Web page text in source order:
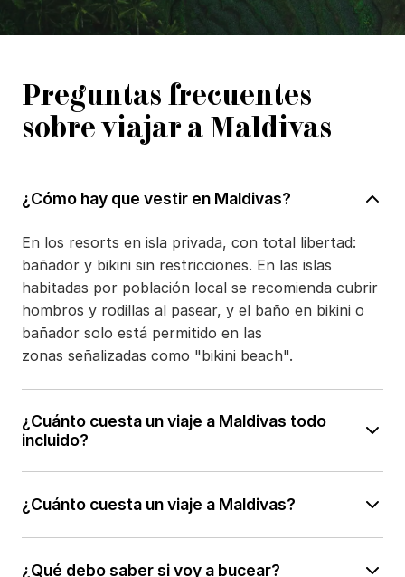
Preguntas frecuentes
sobre viajar a Maldivas
¿Cómo hay que vestir en Maldivas?
En los resorts en isla privada, con total libertad:
bañador y bikini sin restricciones. En las islas
habitadas por población local se recomienda cubrir
hombros y rodillas al pasear, y el baño en bikini o
bañador solo está permitido en las
zonas señalizadas como "bikini beach".
¿Cuánto cuesta un viaje a Maldivas todo
incluido?
Maldivas, porque en una isla-resort no hay
precio de partida sea mayor, suele salir a cuenta
¿Cuánto cuesta un viaje a Maldivas?
principalmente del tipo de alojamiento, el régimen
¿Qué debo saber si voy a bucear?